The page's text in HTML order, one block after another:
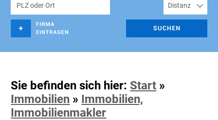
Sie befinden sich hier: Start »
Immobilien » Immobilien,
Immobilienmakler